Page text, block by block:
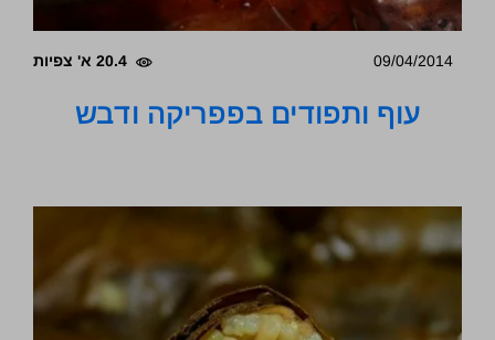
09/04/2014 20.4 א' צפיות
עוף ותפודים בפפריקה ודבש